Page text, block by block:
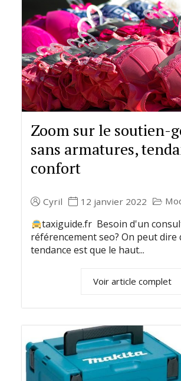
Zoom sur le soutien-
sans armatures,
confort
Cyril 12 janvier 2022
taxiguide.fr Besoin d'un
référencement seo? On peut dire
tendance est que le haut...
Voir article complet